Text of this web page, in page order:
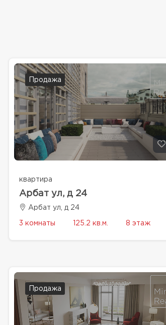
Продажа
квартира
Арбат ул, д 24
Арбат ул, д 24
3 комнаты 125.2 кв.м. 8 этаж
Продажа